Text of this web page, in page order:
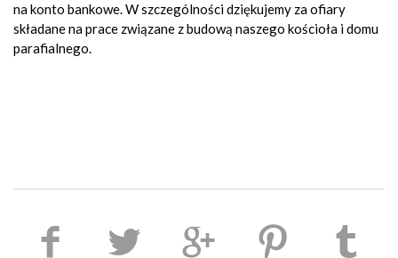
na konto bankowe. W szczególności dziękujemy za ofiary
składane na prace związane z budową naszego kościoła i domu
parafialnego.